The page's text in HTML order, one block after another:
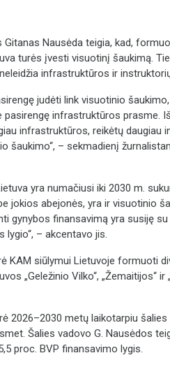
Gitanas Nausėda teigia, kad,
turės įvesti visuotinį šaukimą.
infrastruktūros ir
judėti link visuotinio
pasirengę infrastruktūros prasme.
infrastruktūros, reikėtų daugiau
šaukimo“, – sekmadienį
yra numačiusi iki 2030 m.
jokios abejonės, yra ir visuotinio
gynybos finansavimą yra susiję
lygio“, – akcentavo jis.
KAM siūlymui Lietuvoje formuoti
„Geležinio Vilko“, „Žemaitijos“ ir
2026–2030 metų laikotarpiu šalies
Šalies vadovo G. Nausėdos
proc. BVP finansavimo lygis.